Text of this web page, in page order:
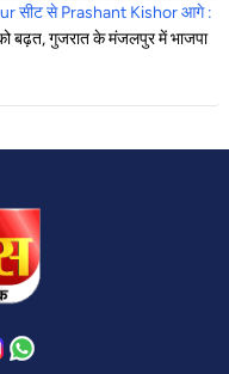
सीट से Prashant Kishor आगे :
बढ़त, गुजरात के मंजलपुर में भाजपा